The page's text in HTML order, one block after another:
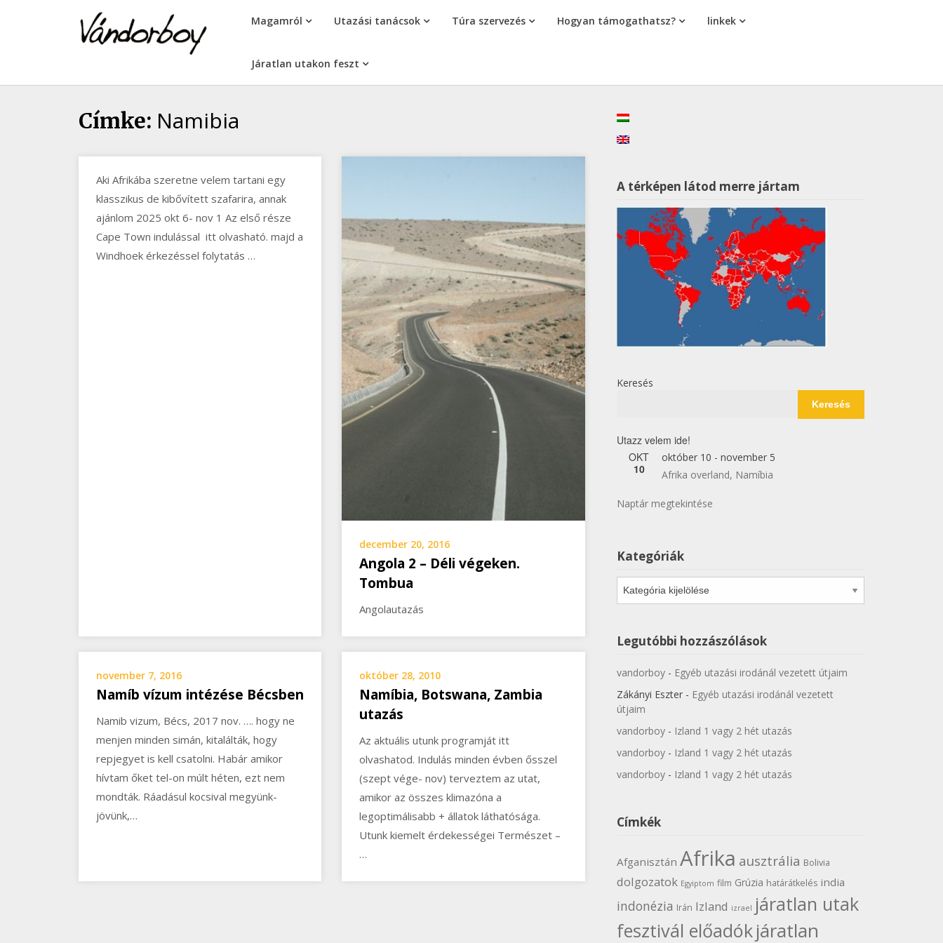
vandorboy
Magamról Utazási tanácsok Túra szervezés Hogyan támogathatsz? linkek
Járatlan utakon feszt
Címke: Namibia
Aki Afrikába szeretne velem tartani egy
klasszikus de kibővített szafarira, annak
ajánlom 2025 okt 6- nov 1 Az első része
Cape Town indulással itt olvasható. majd a
Windhoek érkezéssel folytatás …
december 20, 2016
Angola 2 – Déli végeken.
Tombua
Angolautazás
november 7, 2016
Namíb vízum intézése Bécsben
Namib vizum, Bécs, 2017 nov. …. hogy ne
menjen minden simán, kitalálták, hogy
repjegyet is kell csatolni. Habár amikor
hívtam őket tel-on múlt héten, ezt nem
mondták. Ráadásul kocsival megyünk-
jövünk,…
október 28, 2010
Namíbia, Botswana, Zambia
utazás
Az aktuális utunk programját itt
olvashatod. Indulás minden évben ősszel
(szept vége- nov) terveztem az utat,
amikor az összes klimazóna a
legoptimálisabb + állatok láthatósága.
Utunk kiemelt érdekességei Természet –
…
A térképen látod merre jártam
Keresés
Keresés
Utazz velem ide!
OKT
10
október 10 - november 5
Afrika overland, Namíbia
Naptár megtekintése
Kategóriák
Legutóbbi hozzászólások
vandorboy- Egyéb utazási irodánál vezetett útjaim
Zákányi Eszter- Egyéb utazási irodánál vezetett
útjaim
vandorboy- Izland 1 vagy 2 hét utazás
vandorboy- Izland 1 vagy 2 hét utazás
vandorboy- Izland 1 vagy 2 hét utazás
Címkék
Afganisztán Afrika ausztrália Bolivia
dolgozatok Egyiptom film Grúzia határátkelés india
indonézia Irán Izland izrael járatlan utak
fesztivál előadókjáratlan